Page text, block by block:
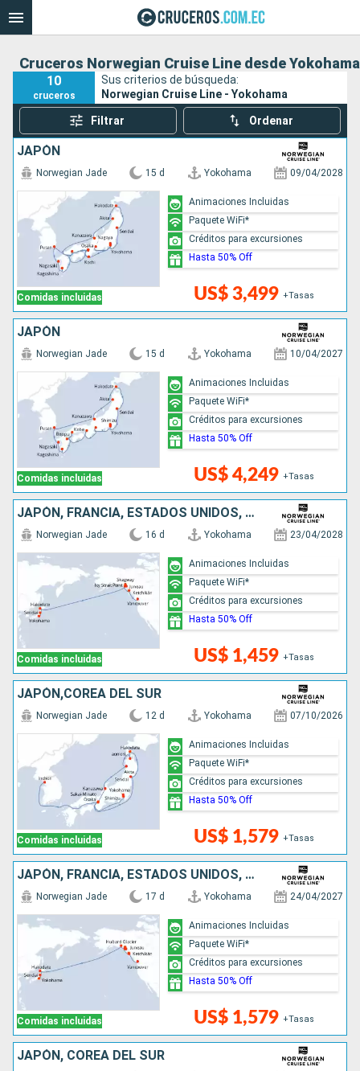
Cruceros Norwegian Cruise Line desde Yokohama
10
cruceros
Sus criterios de búsqueda:
Norwegian Cruise Line - Yokohama
Filtrar Ordenar
JAPÓN
Comidas incluidas
Norwegian Jade 15 d Yokohama 09/04/2028
US$ 3,499 +Tasas
Animaciones Incluidas
Paquete WiFi*
Créditos para excursiones
Hasta 50% Off
JAPÓN
Comidas incluidas
Norwegian Jade 15 d Yokohama 10/04/2027
US$ 4,249 +Tasas
Animaciones Incluidas
Paquete WiFi*
Créditos para excursiones
Hasta 50% Off
JAPÓN, FRANCIA, ESTADOS UNIDOS, CANADÁ
Comidas incluidas
Norwegian Jade 16 d Yokohama 23/04/2028
US$ 1,459 +Tasas
Animaciones Incluidas
Paquete WiFi*
Créditos para excursiones
Hasta 50% Off
JAPÓN,COREA DEL SUR
Comidas incluidas
Norwegian Jade 12 d Yokohama 07/10/2026
US$ 1,579 +Tasas
Animaciones Incluidas
Paquete WiFi*
Créditos para excursiones
Hasta 50% Off
JAPÓN, FRANCIA, ESTADOS UNIDOS, CANADÁ
Comidas incluidas
Norwegian Jade 17 d Yokohama 24/04/2027
US$ 1,579 +Tasas
Animaciones Incluidas
Paquete WiFi*
Créditos para excursiones
Hasta 50% Off
JAPÓN, COREA DEL SUR